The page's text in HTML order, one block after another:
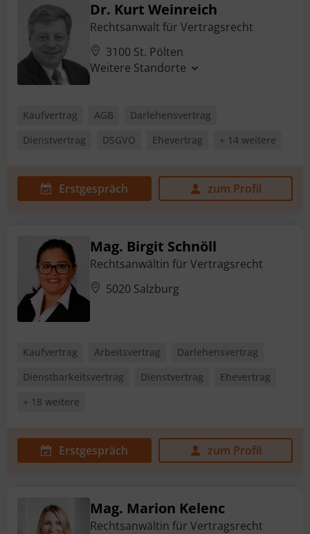
Dr. Kurt Weinreich
Rechtsanwalt für Vertragsrecht
3100 St. Pölten
Weitere Standorte
Kaufvertrag AGB
Darlehensvertrag
Dienstvertrag
DSGVO Ehevertrag + 14 weitere
Erstgespräch zum Profil
Mag. Birgit Schnöll
Rechtsanwältin für Vertragsrecht
5020 Salzburg
Kaufvertrag Arbeitsvertrag
Darlehensvertrag
Dienstbarkeitsvertrag
Dienstvertrag
Ehevertrag
+ 18 weitere
Erstgespräch zum Profil
Mag. Marion Kelenc
Rechtsanwältin für Vertragsrecht